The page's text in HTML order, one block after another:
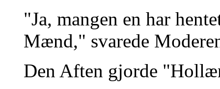
"Ja, mangen en har
Mænd," svarede
Den Aften gjorde